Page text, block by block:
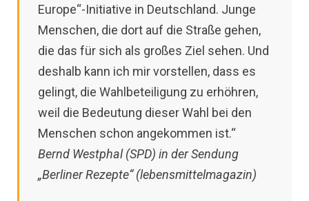
Europe“-Initiative in Deutschland. Junge
Menschen, die dort auf die Straße gehen,
die das für sich als großes Ziel sehen. Und
deshalb kann ich mir vorstellen, dass es
gelingt, die Wahlbeteiligung zu erhöhren,
weil die Bedeutung dieser Wahl bei den
Menschen schon angekommen ist.“
Bernd Westphal (SPD) in der Sendung
„Berliner Rezepte“ (lebensmittelmagazin)